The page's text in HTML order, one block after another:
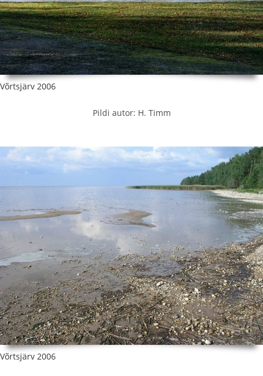
Võrtsjärv 2006
Pildi autor: H. Timm
Võrtsjärv 2006